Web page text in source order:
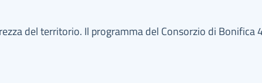
del territorio. Il programma del Consorzio di Bonifica